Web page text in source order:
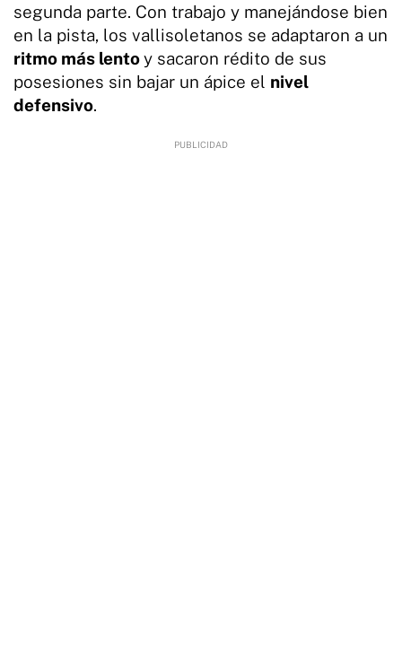
segunda parte. Con trabajo y manejándose bien
en la pista, los vallisoletanos se adaptaron a un
ritmo más lentoy sacaron rédito de sus
posesiones sin bajar un ápice el nivel
defensivo.